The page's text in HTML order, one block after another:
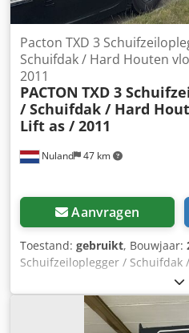
Nuland 47 km
Pacton TXD 3
Schuifdak / Hard Houten
2011
PACTON TXD 3
/ Schuifdak / Hard
Lift as / 2011
Aanvragen
Toestand: gebruikt, Bouwjaar:
Schuifzeiloplegger / Schuifdak
/ 2011 RVS Kist, Sliding roof
kan gestuurd worden via
voorraad, zie website. Prijzen
Trading B.V. heeft een